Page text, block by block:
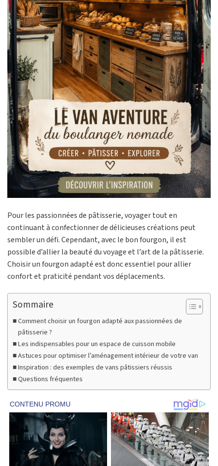
Pour les passionnées de pâtisserie, voyager tout en
continuant à confectionner de délicieuses créations peut
sembler un défi. Cependant, avec le bon fourgon, il est
possible d’allier la beauté du voyage et l’art de la pâtisserie.
Choisir un fourgon adapté est donc essentiel pour allier
confort et praticité pendant vos déplacements.
Sommaire
Comment choisir un fourgon adapté aux passionnées de
pâtisserie ?
Les indispensables pour un espace de cuisson mobile
Astuces pour optimiser l’aménagement intérieur de votre van
Inspiration : des exemples de vans pâtissiers réussis
Questions fréquentes